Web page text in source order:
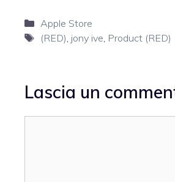
Categorie
Apple Store
Tag
(RED) jony ive Product (RED)
Lascia un